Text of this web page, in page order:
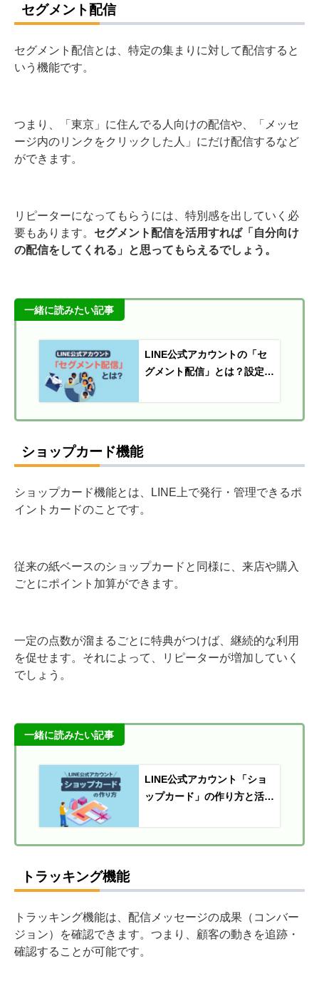
セグメント配信
セグメント配信とは、特定の集まりに対して配信すると
いう機能です。
つまり、「東京」に住んでる人向けの配信や、「メッセ
ージ内のリンクをクリックした人」にだけ配信するなど
ができます。
リピーターになってもらうには、特別感を出していく必
要もあります。 セグメント配信を活用すれば「自分向け
の配信をしてくれる」と思ってもらえるでしょう。
一緒に読みたい記事
LINE公式アカウントの「セ
グメント配信」とは？設定方
ショップカード機能
ショップカード機能とは、LINE上で発行・管理できるポ
イントカードのことです。
従来の紙ベースのショップカードと同様に、来店や購入
ごとにポイント加算ができます。
一定の点数が溜まるごとに特典がつけば、継続的な利用
を促せます。それによって、リピーターが増加していく
でしょう。
一緒に読みたい記事
LINE公式アカウント「ショ
ップカード」の作り方と活用
トラッキング機能
トラッキング機能は、配信メッセージの成果（コンバー
ジョン）を確認できます。つまり、顧客の動きを追跡・
確認することが可能です。